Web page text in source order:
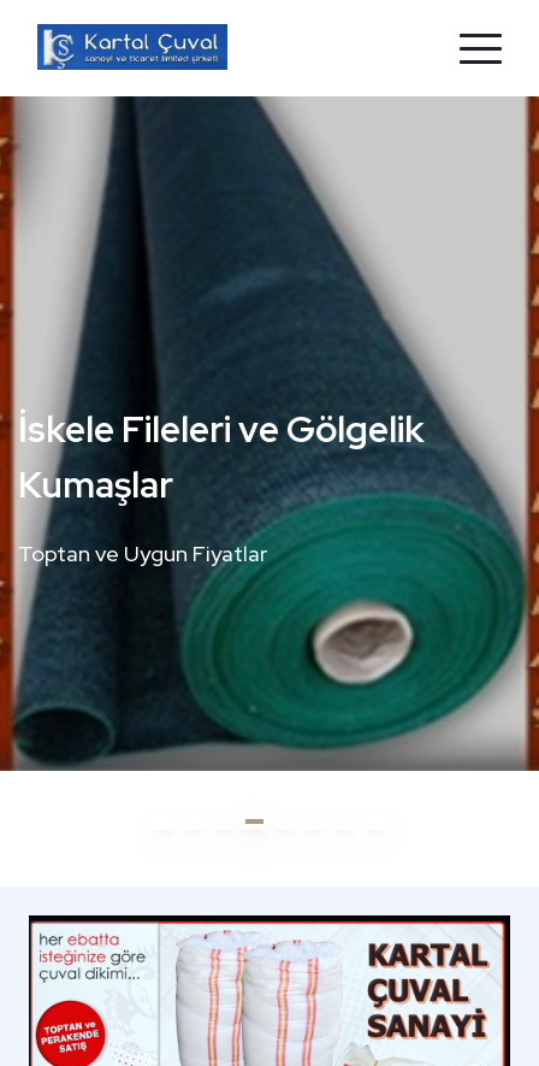
Branda mı Aradınız?
Hazır Kapsüllü Branda ve Naylon Branda